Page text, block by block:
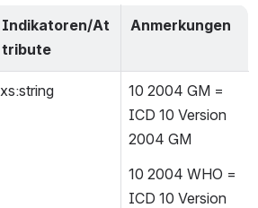
Indikatoren/At
tribute
Anmerkungen
xs:string
10 2004 GM =
ICD 10 Version
2004 GM
10 2004 WHO =
ICD 10 Version